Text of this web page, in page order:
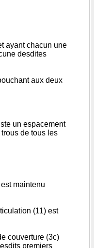
ayant chacun une
desdites
aux deux
un espacement
de tous les
maintenu
(11) est
couverture (3c)
premiers